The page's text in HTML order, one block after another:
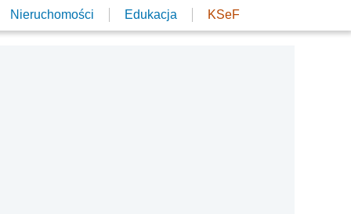
Nieruchomości Edukacja KSeF